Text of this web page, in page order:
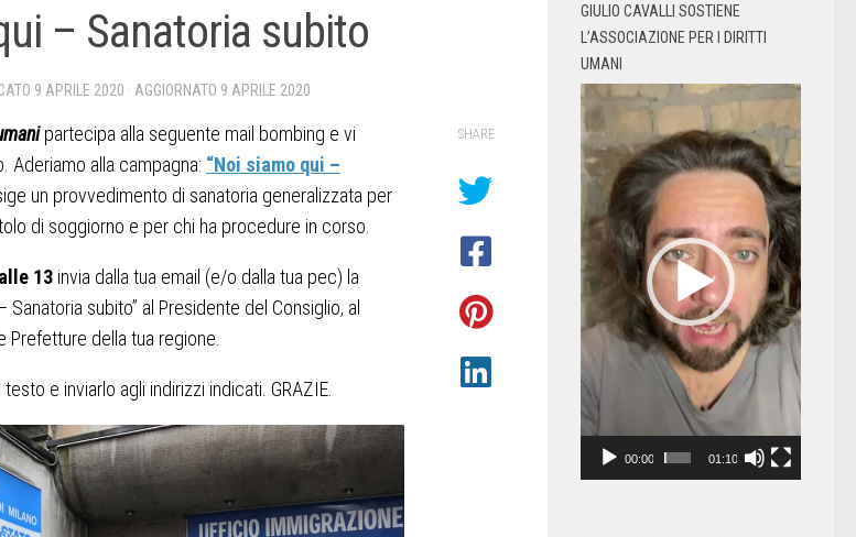
– Sanatoria subito
9 APRILE 2020 · AGGIORNATO 9 APRILE 2020
partecipa alla seguente mail bombing e vi
Aderiamo alla campagna: “Noi siamo qui –
un provvedimento di sanatoria generalizzata per
di soggiorno e per chi ha procedure in corso.
13 invia dalla tua email (e/o dalla tua pec) la
Sanatoria subito” al Presidente del Consiglio, al
Prefetture della tua regione.
e inviarlo agli indirizzi indicati. GRAZIE.
SHARE
GIULIO CAVALLI SOSTIENE
L’ASSOCIAZIONE PER I DIRITTI
UMANI
Video
Player
00:00 01:10